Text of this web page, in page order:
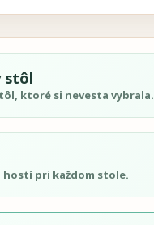
stôl
ktoré si nevesta vybrala.
pri každom stole.